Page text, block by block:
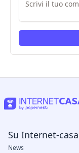
Su Internet-
News